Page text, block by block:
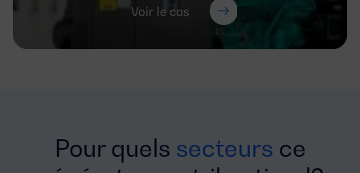
Voir le cas
Pour quels secteurs ce